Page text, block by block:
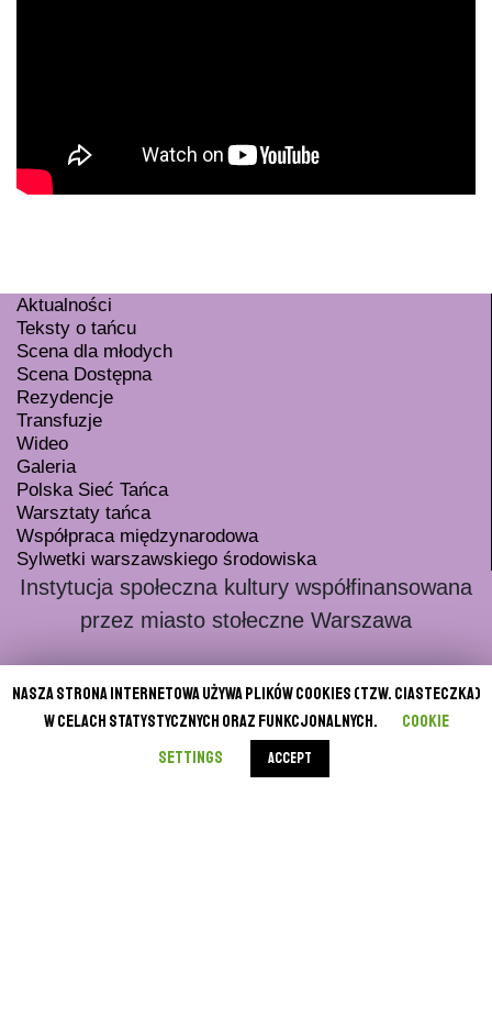
Aktualności
Teksty o tańcu
Scena dla młodych
Scena Dostępna
Rezydencje
Transfuzje
Wideo
Galeria
Polska Sieć Tańca
Warsztaty tańca
Współpraca międzynarodowa
Sylwetki warszawskiego środowiska
Instytucja społeczna kultury współfinansowana
przez miasto stołeczne Warszawa
Nasza strona internetowa używa plików cookies (tzw. ciasteczka)
w celach statystycznych oraz funkcjonalnych.
Cookie
settings
ACCEPT